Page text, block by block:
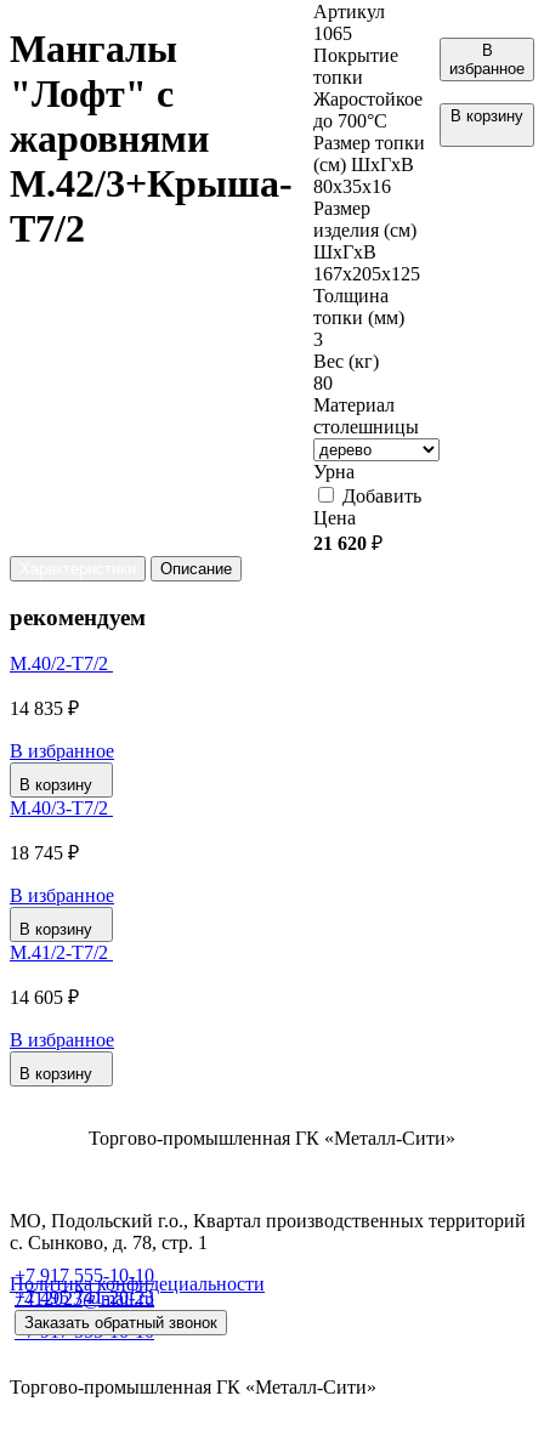
Мангалы
"Лофт" с
жаровнями
М.42/3+Крыша-
Т7/2
Артикул
1065
Покрытие
топки
Жаростойкое
до 700°С
Размер топки
(см) ШхГхВ
80х35х16
Размер
изделия (см)
ШхГхВ
167х205х125
Толщина
топки (мм)
3
Вес (кг)
80
Материал
столешницы
Урна
Добавить
Цена
21 620 ₽
В
избранное
В корзину
Описание
рекомендуем
М.40/2-Т7/2
14 835 ₽
В избранное
В корзину
М.40/3-Т7/2
18 745 ₽
В избранное
В корзину
М.41/2-Т7/2
14 605 ₽
В избранное
В корзину
Торгово-промышленная ГК «Металл-Сити»
МО, Подольский г.о., Квартал производственных территорий
с. Сынково, д. 78, стр. 1
Политика конфидециальности
+7 917 555-10-10
+7 495 741-20-23
+7 917 555-10-10
7412023@mail.ru
Заказать обратный звонок
Торгово-промышленная ГК «Металл-Сити»